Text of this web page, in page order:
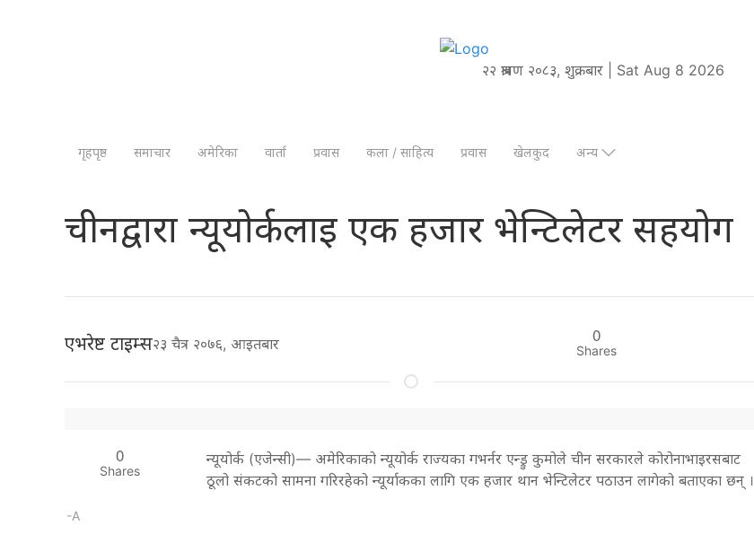
२२ श्रावण २०८३, शुक्रबार | Sat Aug 8 2026
गृहपृष्ठ समाचार अमेरिका वार्ता प्रवास कला / साहित्य प्रवास खेलकुद अन्य
चीनद्वारा न्यूयोर्कलाइ एक हजार भेन्टिलेटर सहयोग
एभरेष्ट टाइम्स२३ चैत्र २०७६, आइतबार 0
Shares
0
Shares
-A
न्यूयोर्क (एजेन्सी)–– अमेरिकाको न्यूयोर्क राज्यका गभर्नर एन्ड्रु कुमोले चीन सरकारले कोरोनाभाइरसबाट
ठूलो संकटको सामना गरिरहेको न्यूर्याकका लागि एक हजार थान भेन्टिलेटर पठाउन लागेको बताएका छन् ।